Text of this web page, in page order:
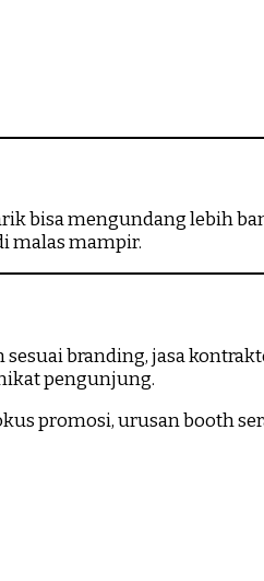
bisa mengundang lebih
malas mampir.
branding, jasa
pengunjung.
promosi, urusan booth